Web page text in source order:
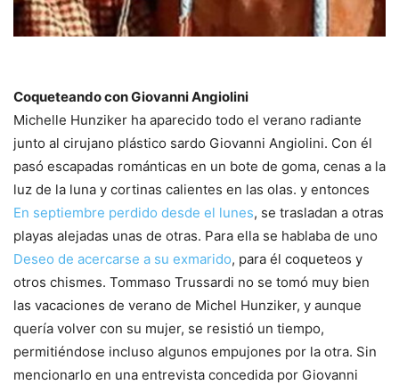
Coqueteando con Giovanni Angiolini
Michelle Hunziker ha aparecido todo el verano radiante
junto al cirujano plástico sardo Giovanni Angiolini. Con él
pasó escapadas románticas en un bote de goma, cenas a la
luz de la luna y cortinas calientes en las olas. y entonces
En septiembre perdido desde el lunes, se trasladan a otras
playas alejadas unas de otras. Para ella se hablaba de uno
Deseo de acercarse a su exmarido, para él coqueteos y
otros chismes. Tommaso Trussardi no se tomó muy bien
las vacaciones de verano de Michel Hunziker, y aunque
quería volver con su mujer, se resistió un tiempo,
permitiéndose incluso algunos empujones por la otra. Sin
mencionarlo en una entrevista concedida por Giovanni